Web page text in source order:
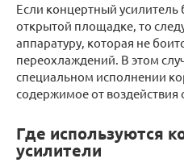
Если концертный усилитель
открытой площадке, то
аппаратуру, которая не
переохлаждений. В этом
специальном исполнении
содержимое от
Где используются
усилители